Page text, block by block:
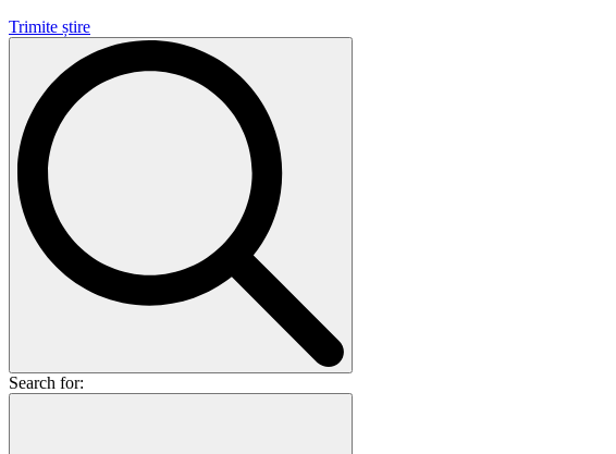
Trimite știre
Search for: